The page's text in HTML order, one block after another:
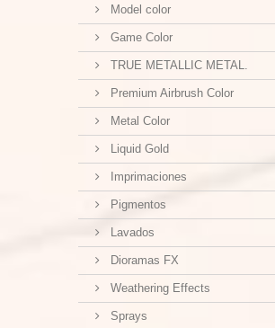
Model color
Game Color
TRUE METALLIC METAL.
Premium Airbrush Color
Metal Color
Liquid Gold
Imprimaciones
Pigmentos
Lavados
Dioramas FX
Weathering Effects
Sprays